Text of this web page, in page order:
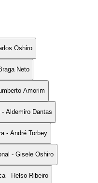
Oshiro
Neto
Amorim
- Aldemiro Dantas
- André Torbey
- Gisele Oshiro
- Helso Ribeiro